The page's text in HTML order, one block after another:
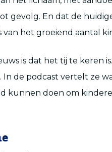
gevolg. En dat de
van het groeiend aantal
is dat het tij te keren
In de podcast vertelt ze
kunnen doen om